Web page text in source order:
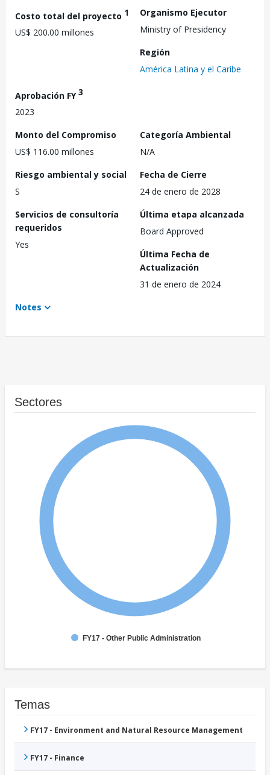
Costo total del proyecto 1
US$ 200.00 millones
Organismo Ejecutor
Ministry of Presidency
Región
América Latina y el Caribe
Aprobación FY3
2023
Monto del Compromiso
US$ 116.00 millones
Categoría Ambiental
N/A
Riesgo ambiental y social
S
Fecha de Cierre
24 de enero de 2028
Servicios de consultoría
requeridos
Yes
Última etapa alcanzada
Board Approved
Última Fecha de
Actualización
31 de enero de 2024
Notes
Sectores
FY17 - Other Public Administration
Temas
FY17 - Environment and Natural Resource Management
FY17 - Finance